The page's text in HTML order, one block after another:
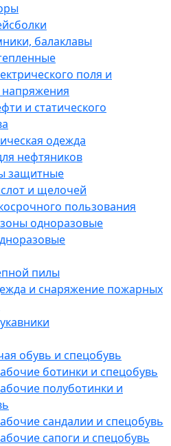
балаклавы
поля и
напряжения
и статического
одежда
нефтяников
защитные
и щелочей
пользования
одноразовые
пилы
и снаряжение пожарных
обувь и спецобувь
ботинки и спецобувь
полуботинки и
сандалии и спецобувь
сапоги и спецобувь